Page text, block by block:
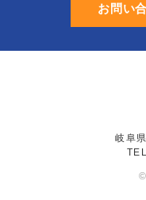
お問い
岐阜